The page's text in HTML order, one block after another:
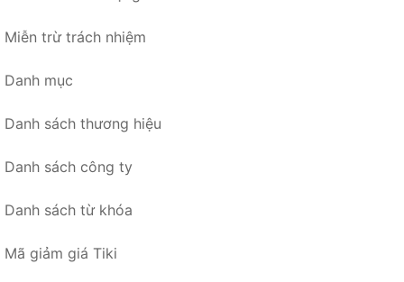
Miễn trừ trách nhiệm
Danh mục
Danh sách thương hiệu
Danh sách công ty
Danh sách từ khóa
Mã giảm giá Tiki